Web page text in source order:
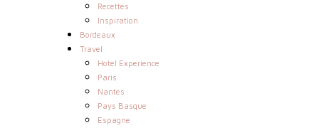
Recettes
Inspiration
Bordeaux
Travel
Hotel Experience
Paris
Nantes
Pays Basque
Espagne